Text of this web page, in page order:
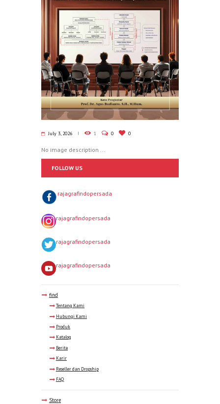
July 3, 2026 1 0 0
No image description ...
FOLLOW US
rajagrafindopersada
rajagrafindopersada
rajagrafindopersada
rajagrafindopersada
find
Tentang Kami
Hubungi Kami
Produk
Katalog
Berita
Karir
Reseller dan Dropship
FAQ
Store